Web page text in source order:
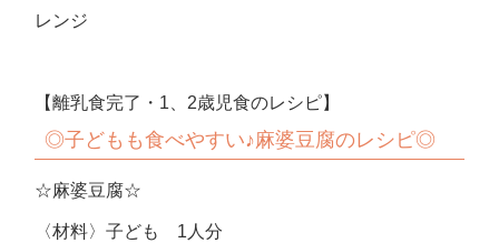
レンジ
【離乳食完了・1、2歳児食のレシピ】
◎子ども も食べやすい♪麻婆豆腐のレシピ◎
☆麻婆豆腐☆
〈材料〉子ども 1人分